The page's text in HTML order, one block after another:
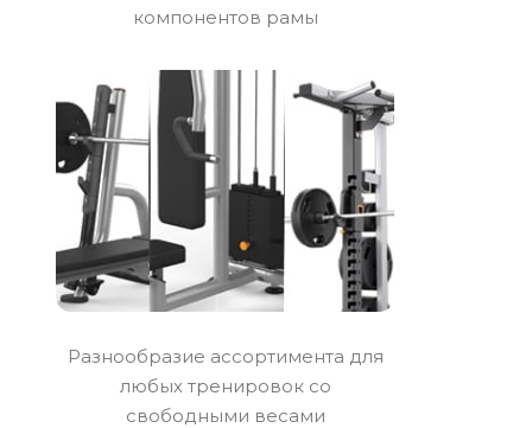
компонентов рамы
Разнообразие ассортимента для
любых тренировок со
свободными весами